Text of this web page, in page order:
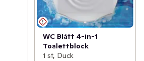
WC Blått 4-in-1
Toalettblock
1 st, Duck